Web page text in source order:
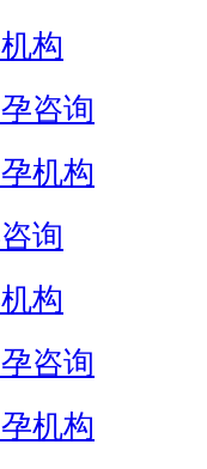
构
咨询
机构
询
构
咨询
机构